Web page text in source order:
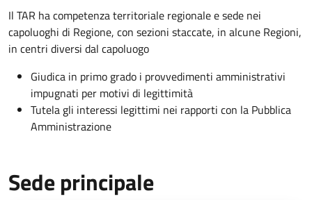
Il TAR ha competenza territoriale regionale e sede nei
capoluoghi di Regione, con sezioni staccate, in alcune Regioni,
in centri diversi dal capoluogo
Giudica in primo grado i provvedimenti amministrativi
impugnati per motivi di legittimità
Tutela gli interessi legittimi nei rapporti con la Pubblica
Amministrazione
Sede principale